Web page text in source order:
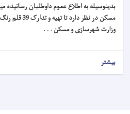
بدینوسیله به اطلاع عموم داوطلبان
مسکن در نظر
وزارت شهرسازی و مسکن . . .
بیشتر